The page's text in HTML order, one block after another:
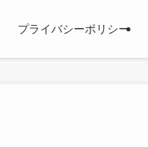
プライバシーポリシー